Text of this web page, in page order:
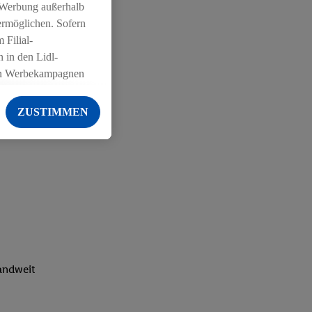
außerhalb
Sofern
Filial-
in den Lidl-
Diensten
der Lidl-Dienste,
Geschlecht -
Zielgruppen
in Ihr
daraus eine
ZUSTIMMEN